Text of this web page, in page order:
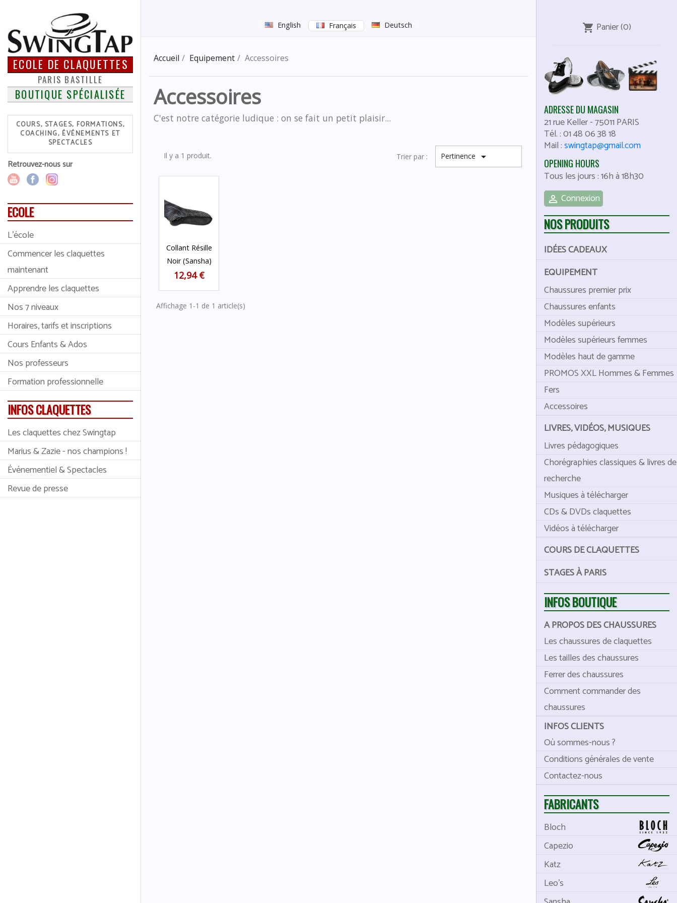
English Français Deutsch
ECOLE DE CLAQUETTES
PARIS BASTILLE
BOUTIQUE SPÉCIALISÉE
COURS, STAGES, FORMATIONS,
COACHING, ÉVÉNEMENTS ET
SPECTACLES
Retrouvez-nous sur
ECOLE
L'école
Commencer les claquettes
maintenant
Apprendre les claquettes
Nos 7 niveaux
Horaires, tarifs et inscriptions
Cours Enfants & Ados
Nos professeurs
Formation professionnelle
INFOS CLAQUETTES
Les claquettes chez Swingtap
Marius & Zazie - nos champions !
Événementiel & Spectacles
Revue de presse
Accueil Equipement Accessoires
Accessoires
C'est notre catégorie ludique : on se fait un petit plaisir...
Il y a 1 produit. Trier par : Pertinence 
Collant Résille
Noir (sansha)
12,94 €
Affichage 1-1 de 1 article(s)
shopping_cart Panier(0)
ADRESSE DU MAGASIN
21 rue Keller-75011 PARIS
Tél. :01 48 06 38 18
Mail :swingtap@gmail.com
OPENING HOURS
Tous les jours : 16h à 18h30
 Connexion
NOS PRODUITS
IDÉES CADEAUX
EQUIPEMENT
Chaussures premier prix
Chaussures enfants
Modèles supérieurs
Modèles supérieurs femmes
Modèles haut de gamme
PROMOS XXL Hommes & Femmes
Fers
Accessoires
LIVRES, VIDÉOS, MUSIQUES
Livres pédagogiques
Chorégraphies classiques & livres de
recherche
Musiques à télécharger
CDs & DVDs claquettes
Vidéos à télécharger
COURS DE CLAQUETTES
STAGES À PARIS
INFOS BOUTIQUE
A PROPOS DES CHAUSSURES
Les chaussures de claquettes
Les tailles des chaussures
Ferrer des chaussures
Comment commander des
chaussures
INFOS CLIENTS
Où sommes-nous ?
Conditions générales de vente
Contactez-nous
FABRICANTS
Bloch
Capezio
Katz
Leo's